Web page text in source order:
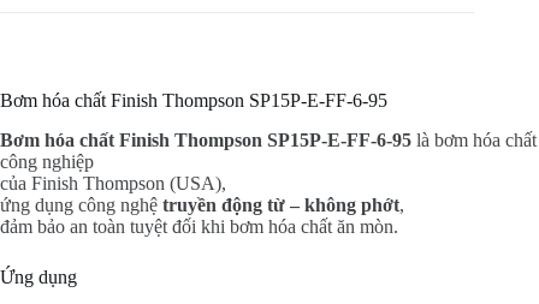
Bơm hóa chất Finish Thompson SP15P-E-FF-6-95
Bơm hóa chất Finish Thompson SP15P-E-FF-6-95 là bơm hóa chất
công nghiệp
của Finish Thompson (USA),
ứng dụng công nghệ truyền động từ – không phớt,
đảm bảo an toàn tuyệt đối khi bơm hóa chất ăn mòn.
Ứng dụng